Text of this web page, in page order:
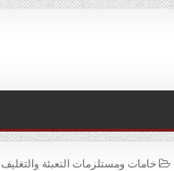
POSTED
خامات ومستلزمات التعبئة والتغليف